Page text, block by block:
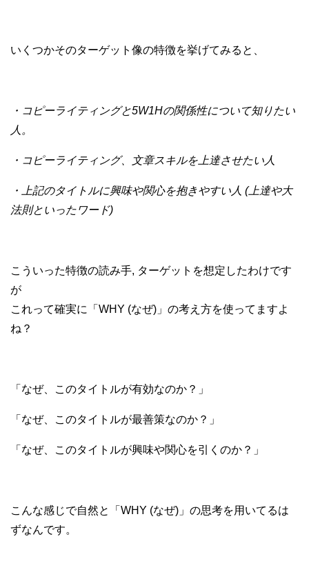
いくつかそのターゲット像の特徴を挙げてみると、
・コピーライティングと5W1Hの関係性について知りたい
人。
・コピーライティング、文章スキルを上達させたい人
・上記のタイトルに興味や関心を抱きやすい人 (上達や大
法則といったワード)
こういった特徴の読み手, ターゲットを想定したわけです
が
これって確実に「WHY (なぜ)」の考え方を使ってますよ
ね？
「なぜ、このタイトルが有効なのか？」
「なぜ、このタイトルが最善策なのか？」
「なぜ、このタイトルが興味や関心を引くのか？」
こんな感じで自然と「WHY (なぜ)」の思考を用いてるは
ずなんです。